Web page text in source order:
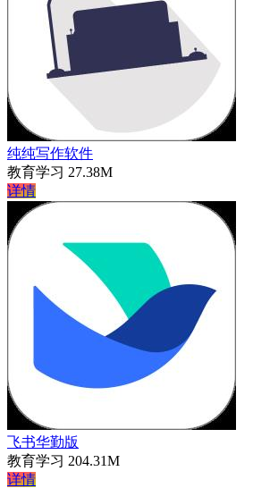
纯纯写作软件
教育学习 27.38M
详情
飞书华勤版
教育学习 204.31M
详情